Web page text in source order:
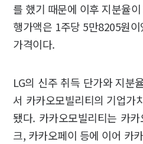
를 했기 때문에 이후 지분율
행가액은 1주당 5만8205원
가격이다.
LG의 신주 취득 단가와 지분
서 카카오모빌리티의 기업가
됐다. 카카오모빌리티는 카
크, 카카오페이 등에 이어 카